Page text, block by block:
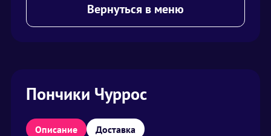
Вернуться в меню
Пончики Чуррос
Описание Доставка